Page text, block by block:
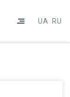
UA RU